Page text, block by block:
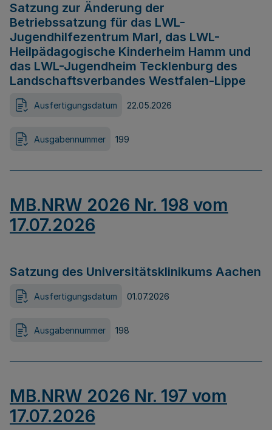
Satzung zur Änderung der
Betriebssatzung für das LWL-
Jugendhilfezentrum Marl, das LWL-
Heilpädagogische Kinderheim Hamm und
das LWL-Jugendheim Tecklenburg des
Landschaftsverbandes Westfalen-Lippe
Ausfertigungsdatum 22.05.2026
Ausgabennummer 199
MB.NRW 2026 Nr. 198 vom
17.07.2026
Satzung des Universitätsklinikums Aachen
Ausfertigungsdatum 01.07.2026
Ausgabennummer 198
MB.NRW 2026 Nr. 197 vom
17.07.2026